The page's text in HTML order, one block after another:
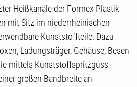
Heißkanäle der Formex Plastik
mit Sitz im niederrheinischen
Kunststoffteile. Dazu
Ladungsträger, Gehäuse, Besen
mittels Kunststoffspritzguss
großen Bandbreite an